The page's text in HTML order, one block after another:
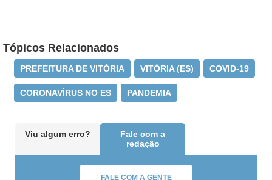
Tópicos Relacionados
PREFEITURA DE VITÓRIA VITÓRIA (ES) COVID-19
CORONAVÍRUS NO ES PANDEMIA
Viu algum erro?
Fale com a
redação
FALE COM A GENTE